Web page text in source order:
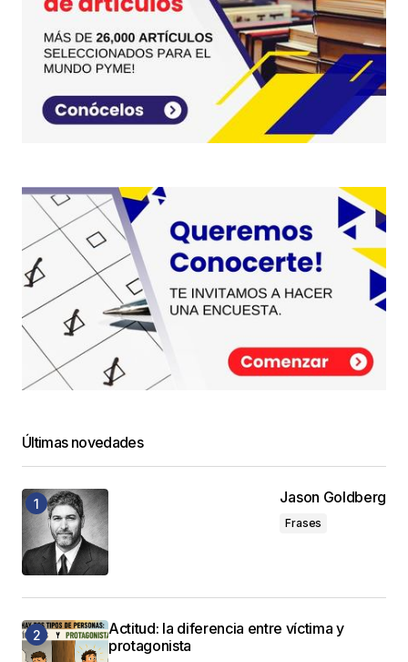
Últimas novedades
Jason Goldberg
Frases
Actitud: la diferencia entre víctima y
protagonista